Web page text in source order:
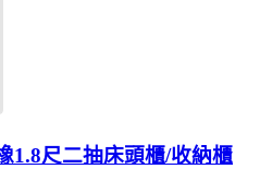
1.8尺二抽床頭櫃/收納櫃